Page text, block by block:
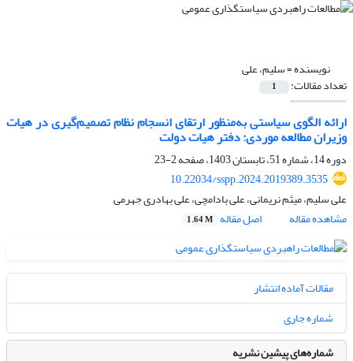
نویسنده =سلیم، علی
تعداد مقالات: 1
ارائه الگوی سیاستی به‌منظور ارتقای انسجام نظام تصمیم‌گیری در هیات
وزیران مطالعه موردی: دفتر هیات دولت
دوره 14، شماره 51، تابستان 1403، صفحه
2-23
10.22034/sspp.2024.2019389.3535
علی سلیم، میثم نریمانی، علی بادامچی، علی بهادری جهرمی
مشاهده مقاله
اصل مقاله 1.64 M
مقالات آماده انتشار
شماره جاری
شماره‌های پیشین نشریه